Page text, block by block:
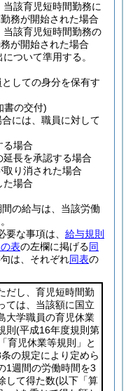
該育児短時間勤務に
務が開始された場合
該育児短時間勤務の
が開始された場合
ついて準用する。
しての身分を保有す
書の交付)
には、職員に対して
る場合
長を承認する場合
り消された場合
た場合
の給与は、当該労働
な事項は、 給与規則
表の左欄に掲げる同
は、それぞれ同表の
だし、育児短時間勤
ては、当該額に国立
大学職員の育児休業
則 (平成16年度規則第
育児休業等規則」と
の規定により定めら
1週間の労働時間を3
して得た数(以下「算